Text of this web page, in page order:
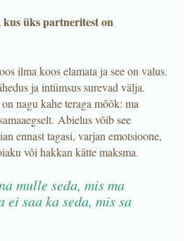
üks partneritest on
ilma koos elamata ja see on valus.
ja intiimsus surevad välja.
nagu kahe teraga mõõk: ma
Abielus võib see
ennast tagasi, varjan emotsioone,
või hakkan kätte maksma.
mulle seda, mis ma
ei saa ka seda, mis sa